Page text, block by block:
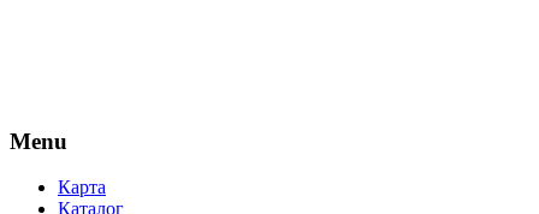
Menu
Карта
Каталог